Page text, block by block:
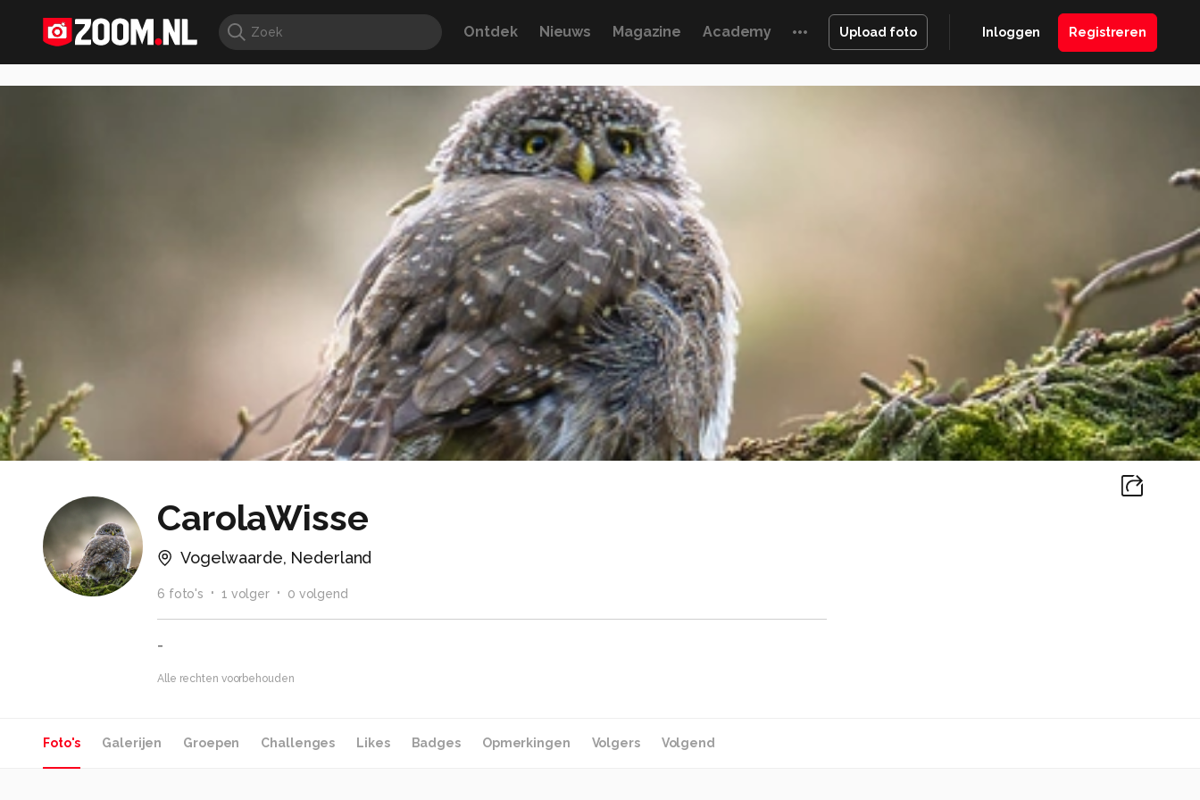
Ontdek Nieuws Magazine Academy Upload foto Inloggen Registreren
CarolaWisse
Vogelwaarde, Nederland
6 foto's 1 volger 0 volgend
-
Alle rechten voorbehouden
Foto's Galerijen Groepen Challenges Likes Badges Opmerkingen Volgers Volgend